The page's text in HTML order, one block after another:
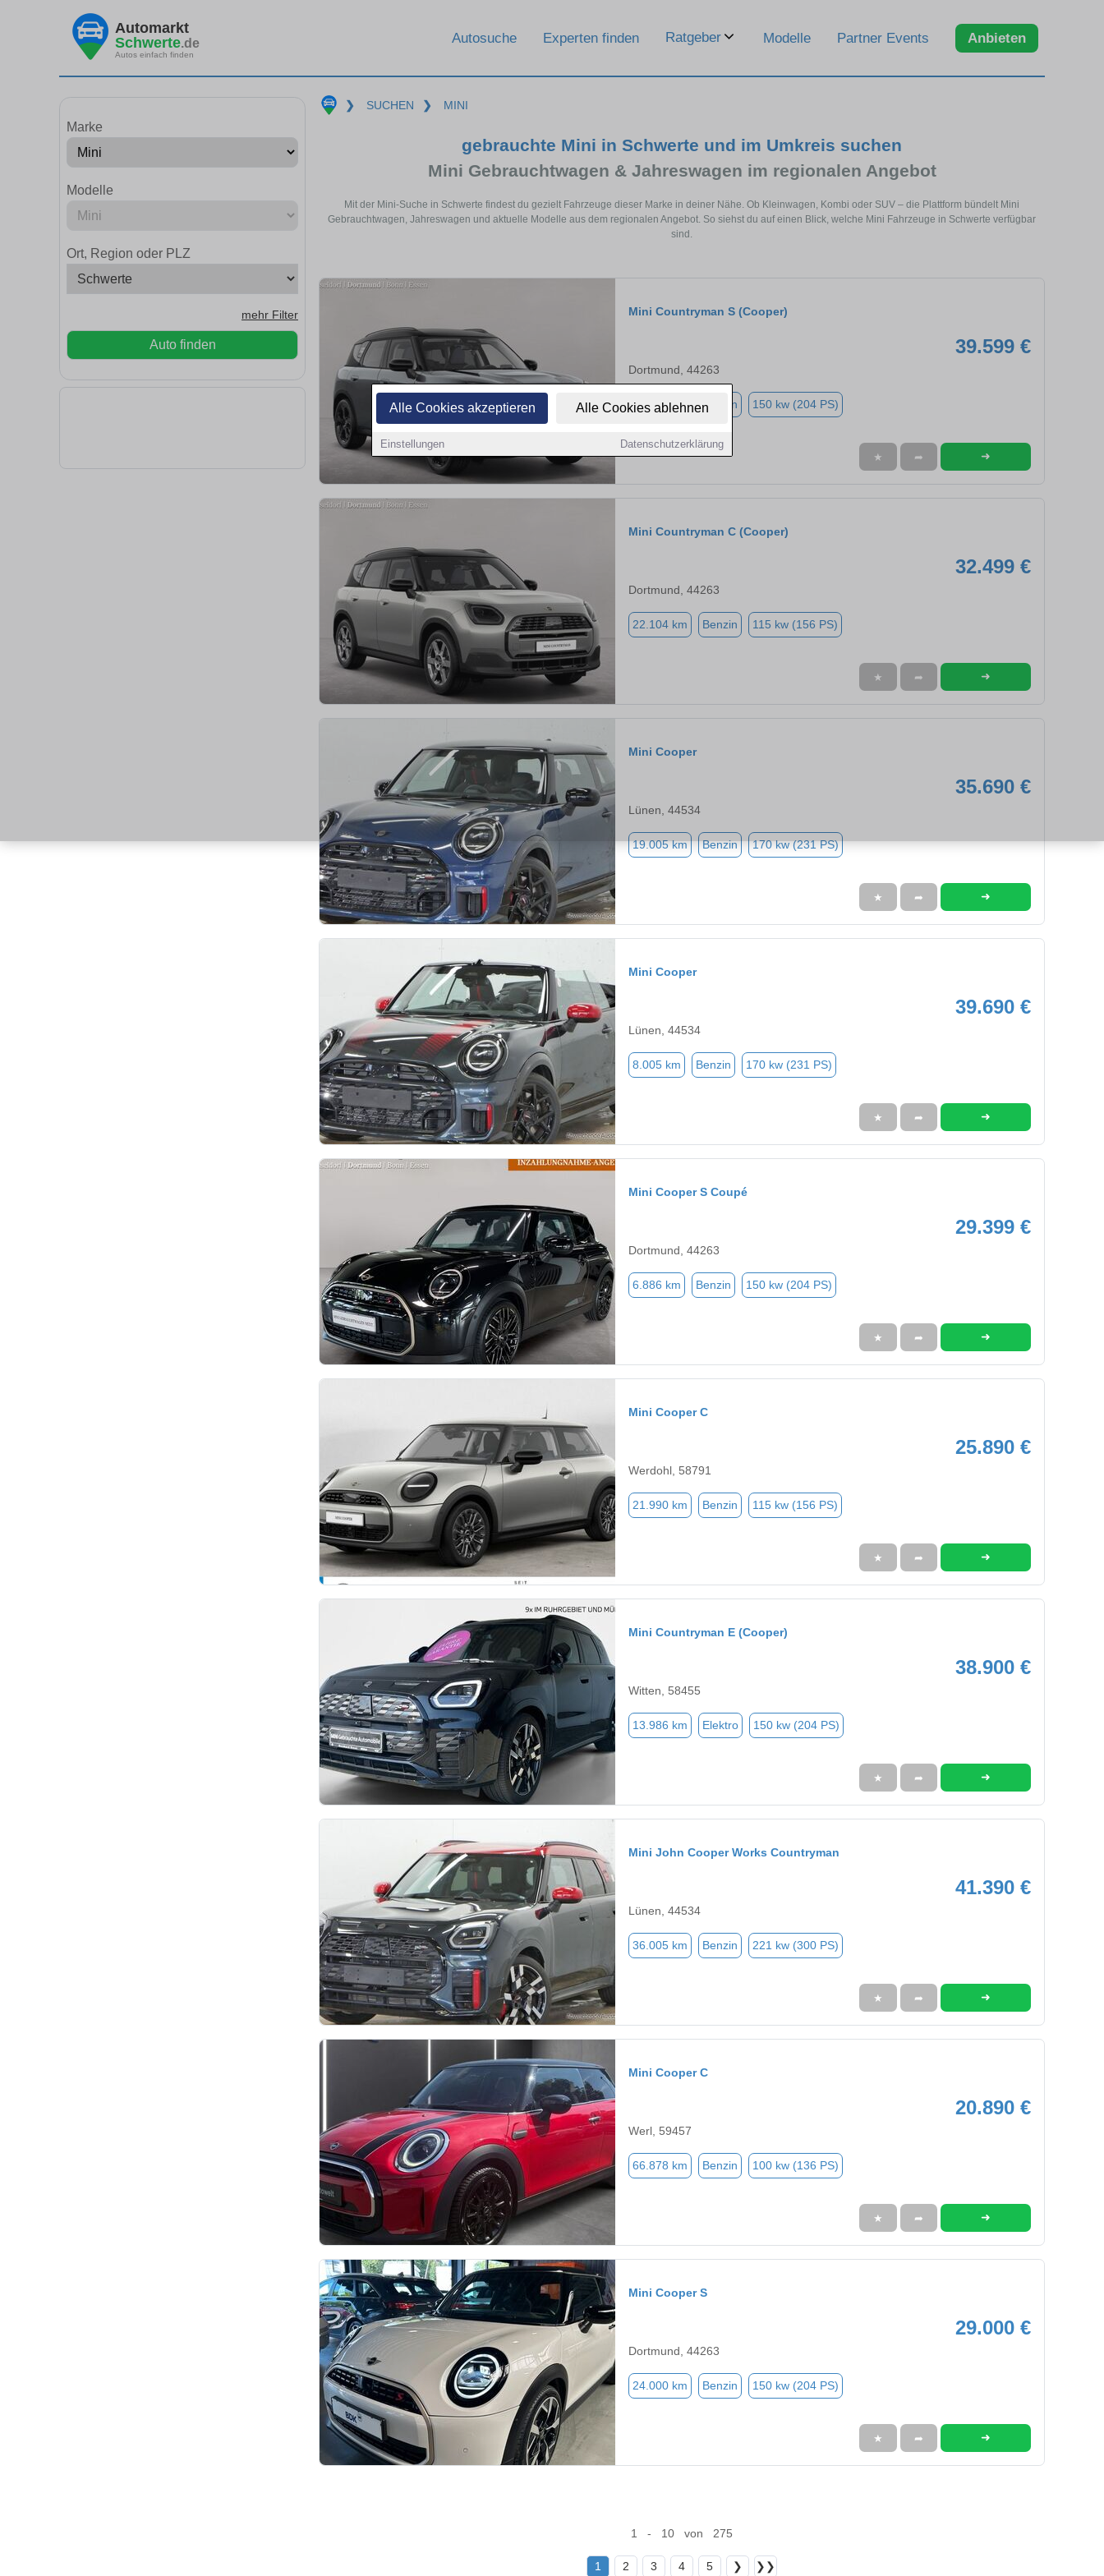
Alle Cookies akzeptieren Alle Cookies ablehnen
Einstellungen Datenschutzerklärung
Automarkt
Schwerte.de
Autos einfach finden
Autosuche Experten finden Ratgeber Modelle Partner Events Anbieten
Marke
Modelle
Ort, Region oder PLZ
mehr Filter
Auto finden
❯ SUCHEN ❯ MINI
gebrauchte Mini in Schwerte und im Umkreis suchen
Mini Gebrauchtwagen & Jahreswagen im regionalen Angebot
Mit der Mini-Suche in Schwerte findest du gezielt Fahrzeuge dieser Marke in deiner Nähe. Ob Kleinwagen, Kombi oder SUV – die Plattform bündelt Mini
Gebrauchtwagen, Jahreswagen und aktuelle Modelle aus dem regionalen Angebot. So siehst du auf einen Blick, welche Mini Fahrzeuge in Schwerte verfügbar
sind.
Mini Countryman S (Cooper)
39.599 €
Dortmund, 44263
26.754 km Benzin 150 kw (204 PS)
★ ➦ ➜
Mini Countryman C (Cooper)
32.499 €
Dortmund, 44263
22.104 km Benzin 115 kw (156 PS)
★ ➦ ➜
Mini Cooper
35.690 €
Lünen, 44534
19.005 km Benzin 170 kw (231 PS)
★ ➦ ➜
Mini Cooper
39.690 €
Lünen, 44534
8.005 km Benzin 170 kw (231 PS)
★ ➦ ➜
Mini Cooper S Coupé
29.399 €
Dortmund, 44263
6.886 km Benzin 150 kw (204 PS)
★ ➦ ➜
Mini Cooper C
25.890 €
Werdohl, 58791
21.990 km Benzin 115 kw (156 PS)
★ ➦ ➜
Mini Countryman E (Cooper)
38.900 €
Witten, 58455
13.986 km Elektro 150 kw (204 PS)
★ ➦ ➜
Mini John Cooper Works Countryman
41.390 €
Lünen, 44534
36.005 km Benzin 221 kw (300 PS)
★ ➦ ➜
Mini Cooper C
20.890 €
Werl, 59457
66.878 km Benzin 100 kw (136 PS)
★ ➦ ➜
Mini Cooper S
29.000 €
Dortmund, 44263
24.000 km Benzin 150 kw (204 PS)
★ ➦ ➜
1 - 10 von 275
1 2 3 4 5 ❯ ❯❯